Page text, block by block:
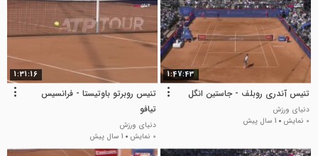
1:47:43
تنیس آندری روبلف - جاستین انگل
دنیای ورزش
0 نمایش
1 سال پیش
1:31:16
تنیس روبرتو باوتیستا - فرانسیس
تیافو
دنیای ورزش
0 نمایش
1 سال پیش